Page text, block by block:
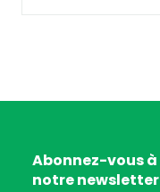
Abonnez-vous à
notre newsletter